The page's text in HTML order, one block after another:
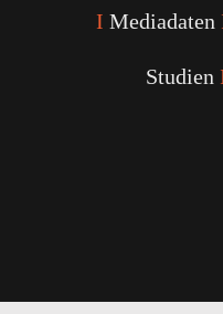
I Mediadaten
Studien